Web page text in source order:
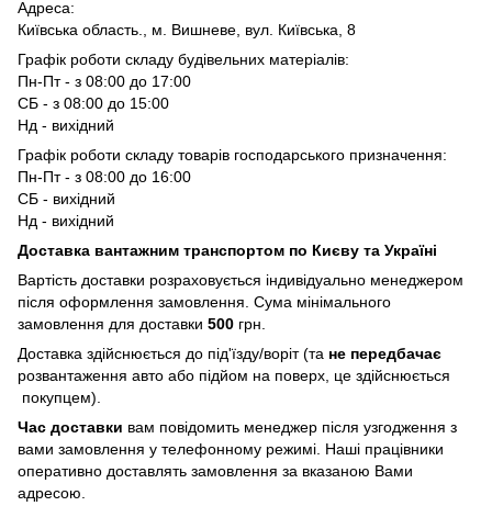
Адреса:
Київська область., м. Вишневе, вул. Київська, 8
Графік роботи складу будівельних матеріалів:
Пн-Пт - з 08:00 до 17:00
СБ - з 08:00 до 15:00
Нд - вихідний
Графік роботи складу товарів господарського призначення:
Пн-Пт - з 08:00 до 16:00
СБ - вихідний
Нд - вихідний
Доставка вантажним транспортом по Києву та Україні
Вартість доставки розраховується індивідуально менеджером
після оформлення замовлення. Сума мінімального
замовлення для доставки 500 грн.
Доставка здійснюється до під'їзду/воріт (та не передбачає
розвантаження авто або підйом на поверх, це здійснюється
покупцем).
Час доставки вам повідомить менеджер після узгодження з
вами замовлення у телефонному режимі. Наші працівники
оперативно доставлять замовлення за вказаною Вами
адресою.